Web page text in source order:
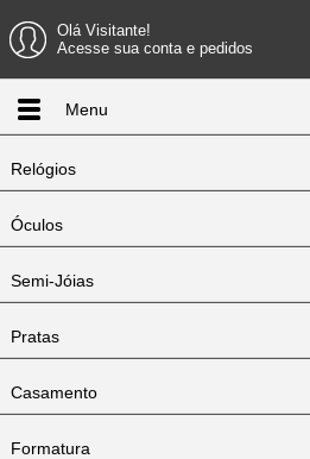
Olá Visitante!
Acesse sua conta e pedidos
Menu
Relógios
Óculos
Semi-Jóias
Pratas
Casamento
Formatura